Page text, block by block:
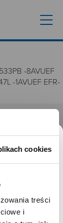
cookies
treści
i
-8AVUEF
-1AVUEF EFR-